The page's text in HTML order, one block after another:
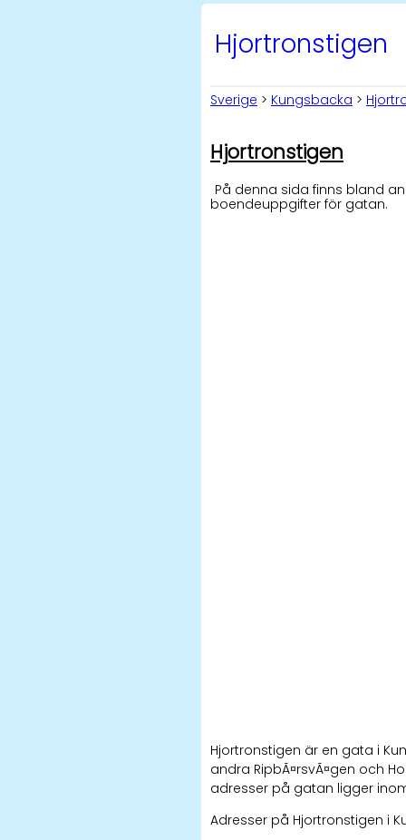
Hjortronstigen
Sverige > Kungsbacka >
Hjortronstigen
På denna sida finns bland
boendeuppgifter för gatan.
Hjortronstigen är en gata i
andra RipbÃ¤rsvÃ¤gen och
adresser på gatan ligger
Adresser på Hjortronstigen i